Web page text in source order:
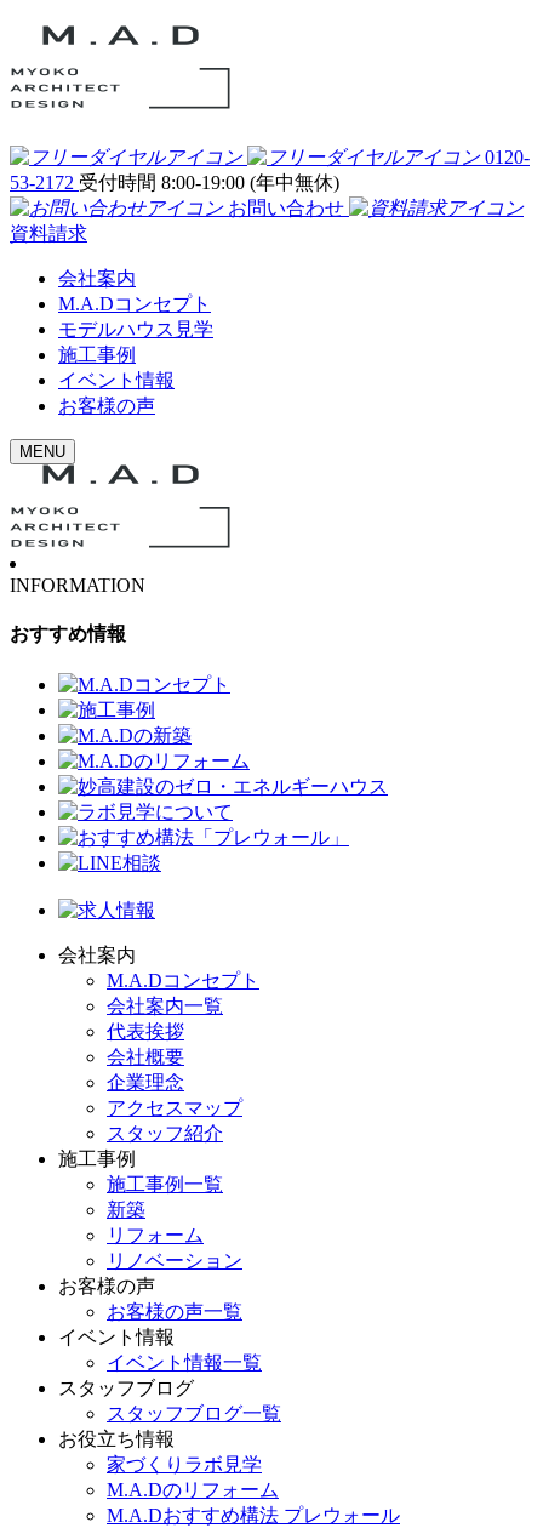
0120-
53-2172 受付時間 8:00-19:00 (年中無休)
お問い合わせ
資料請求
会社案内
M.A.Dコンセプト
モデルハウス見学
施工事例
イベント情報
お客様の声
MENU
INFORMATION
おすすめ情報
会社案内
M.A.Dコンセプト
会社案内一覧
代表挨拶
会社概要
企業理念
アクセスマップ
スタッフ紹介
施工事例
施工事例一覧
新築
リフォーム
リノベーション
お客様の声
お客様の声一覧
イベント情報
イベント情報一覧
スタッフブログ
スタッフブログ一覧
お役立ち情報
家づくりラボ見学
M.A.Dのリフォーム
M.A.Dおすすめ構法 プレウォール